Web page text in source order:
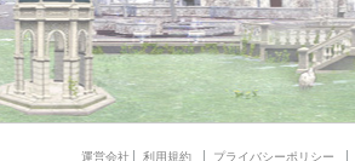
運営会社 利用規約 プライバシーポリシー